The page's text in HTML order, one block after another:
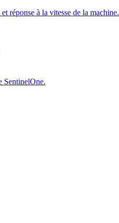
réponse à la vitesse de la machine.
SentinelOne.